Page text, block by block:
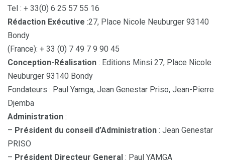
Tel : + 33(0) 6 25 57 55 16
Rédaction Exécutive :27, Place Nicole Neuburger 93140
Bondy
(France): + 33 (0) 7 49 7 9 90 45
Conception-Réalisation : Editions Minsi 27, Place Nicole
Neuburger 93140 Bondy
Fondateurs : Paul Yamga, Jean Genestar Priso, Jean-Pierre
Djemba
Administration :
– Président du conseil d’Administration : Jean Genestar
PRISO
– Président Directeur General : Paul YAMGA